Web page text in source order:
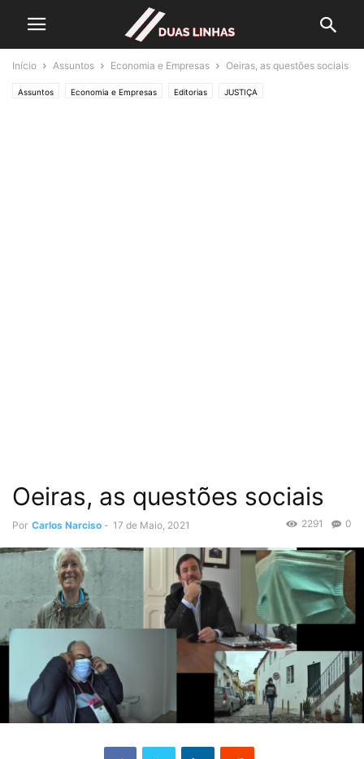
Início Assuntos Economia e Empresas Oeiras, as questões sociais
Assuntos Economia e Empresas Editorias JUSTIÇA
Oeiras, as questões sociais
Por Carlos Narciso - 17 de Maio, 2021 0
2291